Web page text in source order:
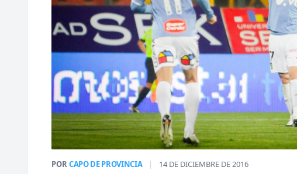
PORCAPO DE PROVINCIA | 14 DE DICIEMBRE DE 2016